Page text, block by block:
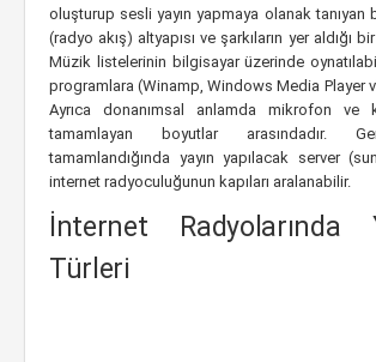
oluşturup sesli yayın yapmaya olanak tanıyan
(radyo akış) altyapısı ve şarkıların yer aldığı
Müzik listelerinin bilgisayar üzerinde
programlara (Winamp, Windows Media Player
Ayrıca donanımsal anlamda mikrofon ve
tamamlayan boyutlar arasındadır.
tamamlandığında yayın yapılacak server
internet radyoculuğunun kapıları aralanabilir.
İnternet Radyolarında
Türleri